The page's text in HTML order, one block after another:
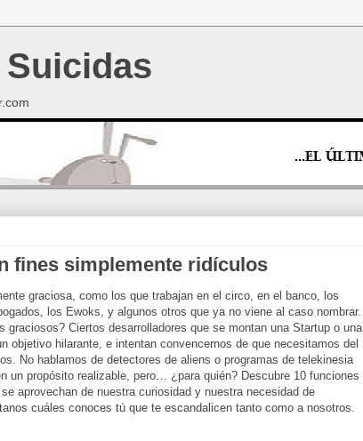
fines simplemente ridículos
graciosa, como los que trabajan en el circo, en el banco, los
los Ewoks, y algunos otros que ya no viene al caso nombrar.
graciosos? Ciertos desarrolladores que se montan una Startup o una
objetivo hilarante, e intentan convencernos de que necesitamos del
No hablamos de detectores de aliens o programas de telekinesia
un propósito realizable, pero… ¿para quién? Descubre 10 funciones
aprovechan de nuestra curiosidad y nuestra necesidad de
cuáles conoces tú que te escandalicen tanto como a nosotros.